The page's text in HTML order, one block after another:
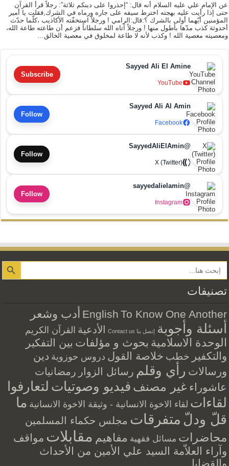
عن الإمام علي عليه السلام أنه قال: “إحذروا على دينكم ثلاثة”: رجلاً قرأ القرآن
حتى إذا رأيت عليه بهجته اخترط سيفه على جاره ورماه في الشرك,فقلت يا أمير
المؤمنين أيّهما أولى بالشرك ؟:قال:الرامي ! ورجلاً استخفّته الأكاذيب ،كلّما حدّث
أحدوثة كذب مدّها بأطول منها ! ورجلاً آتاه الله سلطاناً فزعم أن طاعته طاعة الله،
ومعصيته معصية الله ! وكذب لأنه لا طاعة لمخلوق في معصية الخالق…
Sayyed Ali El Amine
YouTube
Subscribe
Sayyed Ali Al Amin
Facebook
Follow
@SayyedAliElAmin
X (Twitter)
Follow
@sayyedalielamin
Instagram
Follow
Search Button
تصنيفات
English To Know One Another أدب وشعر
أسئلة وأجوبة إتصل بنا Contact us الأدعية القرآن الكريم
الوحدة الاسلامية بحوث و مؤلفات بين التفكير
والتكفير خطب خلاصة القول دروس حوزوية دين
ورسالات رأي وقلم رسائل الزوار رمضانيات
عاشوراء غير مصنف فيديو وصوتيات لتعارفوا
لقاءات لقاء الاخوة الانسانية - وثيقة الاخوة الانسانية ما
قلّ ودلّ متفرقات مجلس حكماء المسلمين
محاضرات مسائل فقهية مفاهيم مقابلات مواقف
وآراء العلاّمة السيد علي الأمين من الأحداث
والقضايا